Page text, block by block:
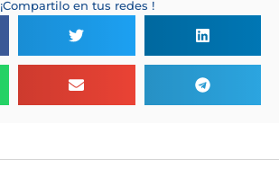
¡Compartilo en tus redes !